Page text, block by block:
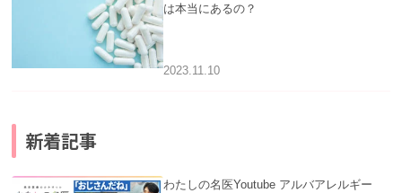
は本当にあるの？
2023.11.10
新着記事
わたしの名医Youtube アルバアレルギー